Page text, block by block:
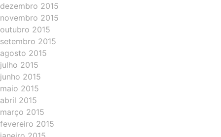
dezembro 2015
novembro 2015
outubro 2015
setembro 2015
agosto 2015
julho 2015
junho 2015
maio 2015
abril 2015
março 2015
fevereiro 2015